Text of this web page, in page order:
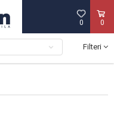
0
0
Filteri